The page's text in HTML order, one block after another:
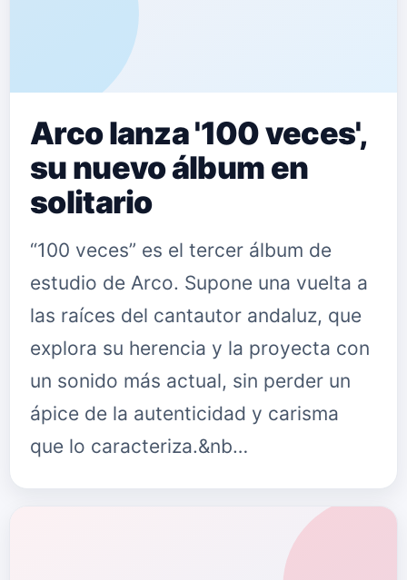
Arco lanza '100 veces',
su nuevo álbum en
solitario
“100 veces” es el tercer álbum de
estudio de Arco. Supone una vuelta a
las raíces del cantautor andaluz, que
explora su herencia y la proyecta con
un sonido más actual, sin perder un
ápice de la autenticidad y carisma
que lo caracteriza.&nb…